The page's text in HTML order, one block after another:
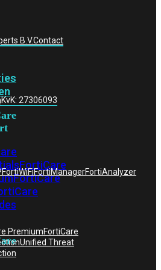
FortiCare
FortiCare
B.V.Contact
KvK: 27306093
FortiWiFiFortiManagerFortiAnalyzer
PremiumFortiCare
Unified Threat